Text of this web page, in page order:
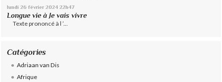
lundi 26 février 2024 22h47
Longue vie à Je vais vivre
Texte prononcé à l ’...
Catégories
Adriaan van Dis
Afrique